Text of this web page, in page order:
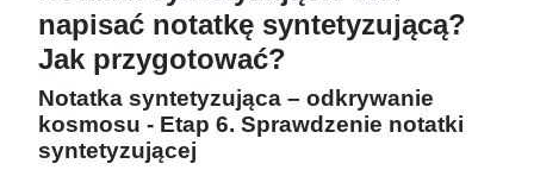
napisać notatkę syntetyzującą?
Jak przygotować?
Notatka syntetyzująca – odkrywanie
kosmosu - Etap 6. Sprawdzenie notatki
syntetyzującej